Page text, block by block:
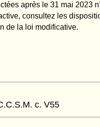
après le 31 mai 2023
consultez les
de la loi modificative.
c. V55